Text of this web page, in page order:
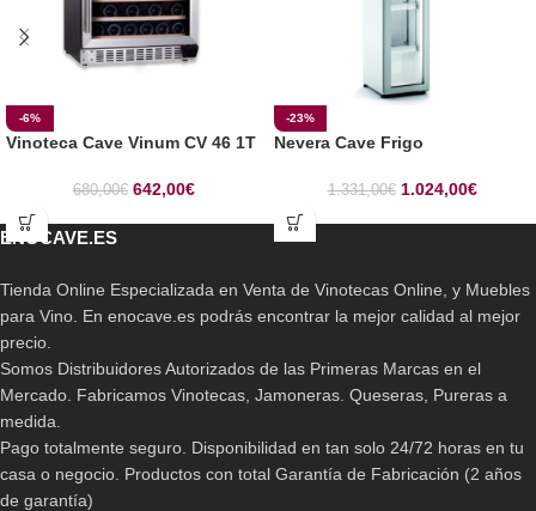
-6%
Vinoteca Cave Vinum CV 46 1T
680,00€ 642,00€
-23%
Nevera Cave Frigo
1.331,00€ 1.024,00€
ENOCAVE.ES
Tienda Online Especializada en Venta de Vinotecas Online, y Muebles
para Vino. En enocave.es podrás encontrar la mejor calidad al mejor
precio.
Somos Distribuidores Autorizados de las Primeras Marcas en el
Mercado. Fabricamos Vinotecas, Jamoneras. Queseras, Pureras a
medida.
Pago totalmente seguro. Disponibilidad en tan solo 24/72 horas en tu
casa o negocio. Productos con total Garantía de Fabricación (2 años
de garantía)